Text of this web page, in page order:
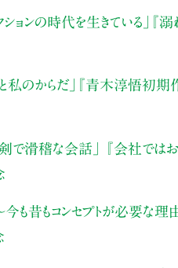
ションの時代を生きている」
『
私のからだ」
『青木淳悟初期作
で滑稽な会話」
『会社では
も昔もコンセプトが必要な理由